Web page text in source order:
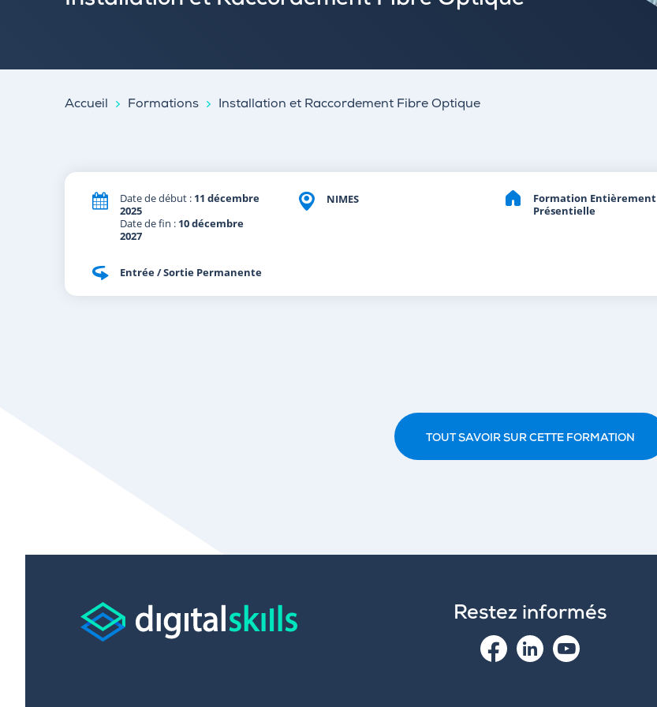
Accueil Formations Installation et Raccordement Fibre Optique
Date de début : 11 décembre
2025
Date de fin : 10 décembre
2027
NIMES
Formation Entièrement
Présentielle
Entrée / Sortie Permanente
TOUT SAVOIR SUR CETTE FORMATION
Restez informés